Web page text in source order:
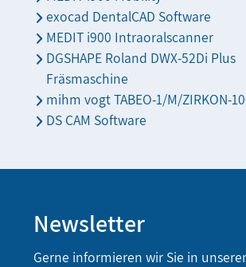
exocad DentalCAD Software
MEDIT i900 Intraoralscanner
DGSHAPE Roland DWX-52Di Plus
Fräsmaschine
mihm vogt TABEO-1/M/ZIRKON-
DS CAM Software
Newsletter
Gerne informieren wir Sie in